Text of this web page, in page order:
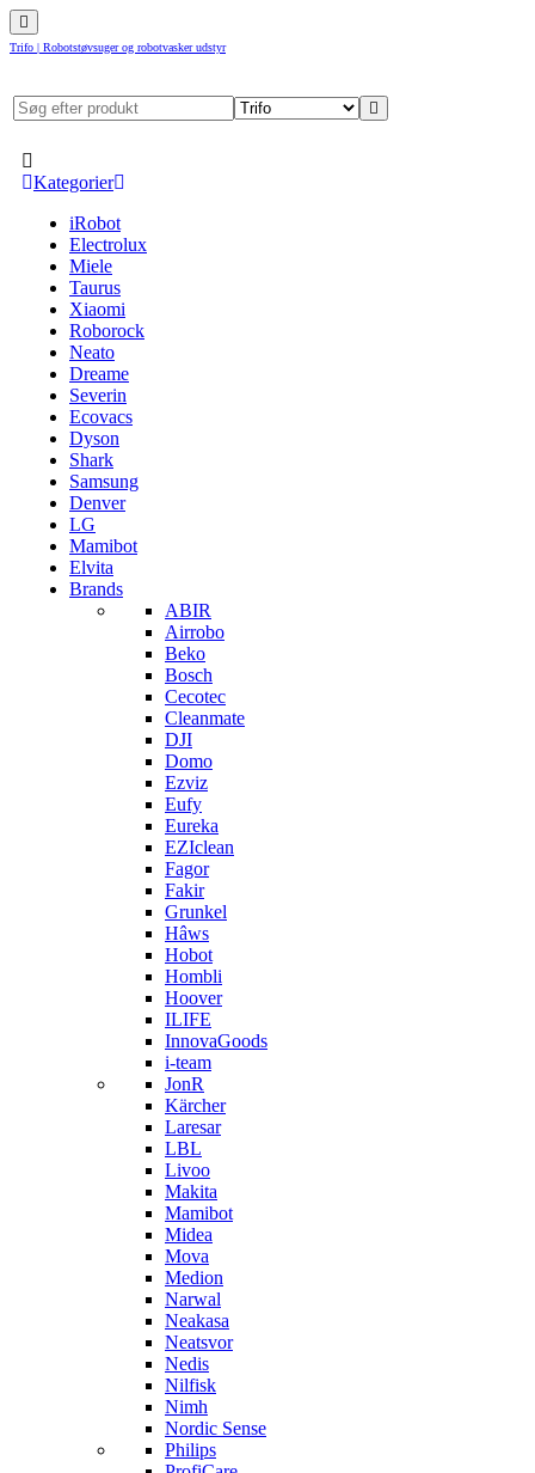
Trifo | Robotstøvsuger og robotvasker udstyr
Kategorier
iRobot
Electrolux
Miele
Taurus
Xiaomi
Roborock
Neato
Dreame
Severin
Ecovacs
Dyson
Shark
Samsung
Denver
LG
Mamibot
Elvita
Brands
ABIR
Airrobo
Beko
Bosch
Cecotec
Cleanmate
DJI
Domo
Ezviz
Eufy
Eureka
EZIclean
Fagor
Fakir
Grunkel
Hâws
Hobot
Hombli
Hoover
ILIFE
InnovaGoods
i-team
JonR
Kärcher
Laresar
LBL
Livoo
Makita
Mamibot
Midea
Mova
Medion
Narwal
Neakasa
Neatsvor
Nedis
Nilfisk
Nimh
Nordic Sense
Philips